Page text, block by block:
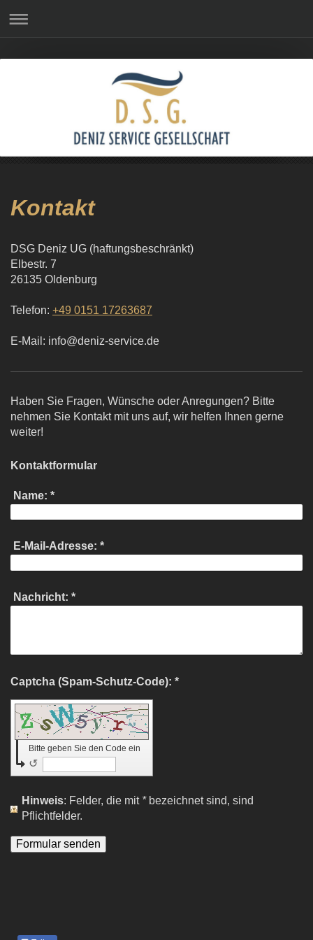
Kontakt
DSG Deniz UG (haftungsbeschränkt)
Elbestr. 7
26135 Oldenburg
Telefon: +49 0151 17263687
E-Mail: info@deniz-service.de
Haben Sie Fragen, Wünsche oder Anregungen? Bitte
nehmen Sie Kontakt mit uns auf, wir helfen Ihnen gerne
weiter!
Kontaktformular
Name: *
E-Mail-Adresse: *
Nachricht: *
Captcha (Spam-Schutz-Code): *
Bitte geben Sie den Code ein
↺
Hinweis : Felder, die mit *bezeichnet sind, sind
Pflichtfelder.